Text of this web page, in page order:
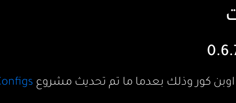
اوبن كور وذلك بعدما ما تم تحديث مشروع